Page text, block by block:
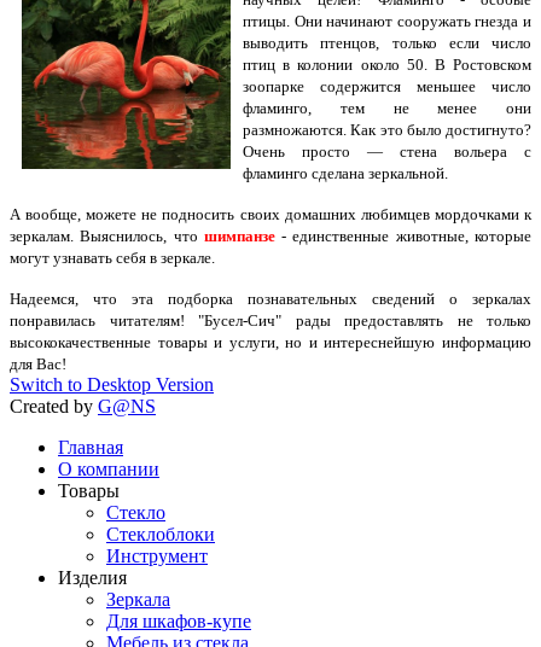
птицы. Они начинают сооружать гнезда и
выводить птенцов, только если число
птиц в колонии около 50. В Ростовском
зоопарке содержится меньшее число
фламинго, тем не менее они
размножаются. Как это было достигнуто?
Очень просто — стена вольера с
фламинго сделана зеркальной.
А вообще, можете не подносить своих домашних любимцев мордочками к
зеркалам. Выяснилось, что шимпанзе- единственные животные, которые
могут узнавать себя в зеркале.
Надеемся, что эта подборка познавательных сведений о зеркалах
понравилась читателям! "Бусел-Сич" рады предоставлять не только
высококачественные товары и услуги, но и интереснейшую информацию
для Вас!
Switch to Desktop Version
Created by G@NS
Главная
О компании
Товары
Стекло
Стеклоблоки
Инструмент
Изделия
Зеркала
Для шкафов-купе